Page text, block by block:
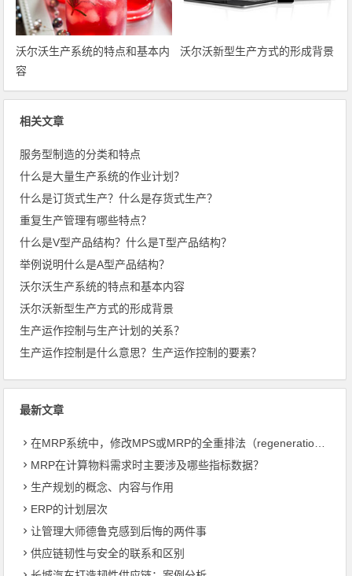
沃尔沃生产系统的特点和基本内
容
沃尔沃新型生产方式的形成背景
相关文章
服务型制造的分类和特点
什么是大量生产系统的作业计划？
什么是订货式生产？什么是存货式生产？
重复生产管理有哪些特点？
什么是V型产品结构？什么是T型产品结构？
举例说明什么是A型产品结构？
沃尔沃生产系统的特点和基本内容
沃尔沃新型生产方式的形成背景
生产运作控制与生产计划的关系？
生产运作控制是什么意思？生产运作控制的要素？
最新文章
在MRP系统中，修改MPS或MRP的全重排法（regeneration）和净改变法？
MRP在计算物料需求时主要涉及哪些指标数据？
生产规划的概念、内容与作用
ERP的计划层次
让管理大师德鲁克感到后悔的两件事
供应链韧性与安全的联系和区别